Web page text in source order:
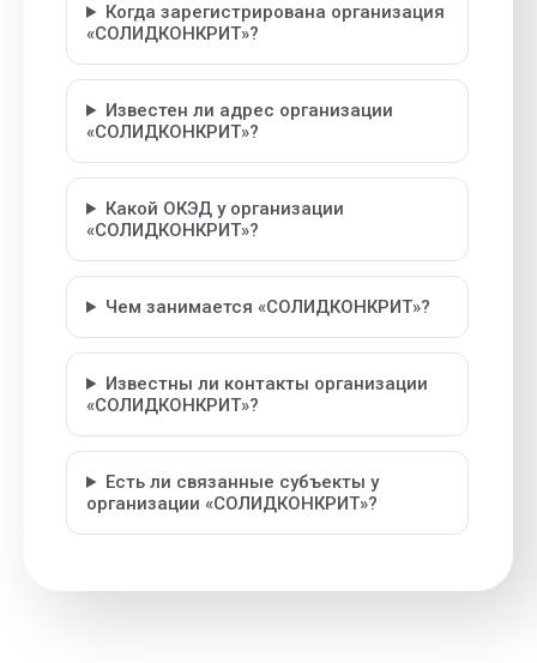
Когда зарегистрирована организация
«СОЛИДКОНКРИТ»?
Известен ли адрес организации
«СОЛИДКОНКРИТ»?
Какой ОКЭД у организации
«СОЛИДКОНКРИТ»?
Чем занимается «СОЛИДКОНКРИТ»?
Известны ли контакты организации
«СОЛИДКОНКРИТ»?
Есть ли связанные субъекты у
организации «СОЛИДКОНКРИТ»?